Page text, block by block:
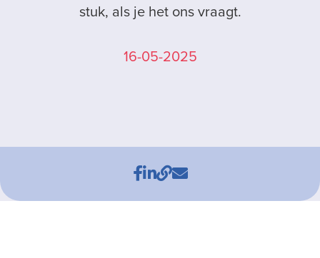
stuk, als je het ons vraagt.
16-05-2025